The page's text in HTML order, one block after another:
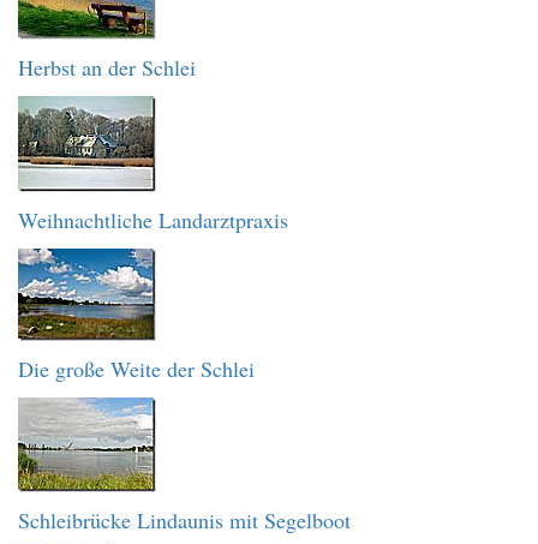
Herbst an der Schlei
Weihnachtliche Landarztpraxis
Die große Weite der Schlei
Schleibrücke Lindaunis mit Segelboot